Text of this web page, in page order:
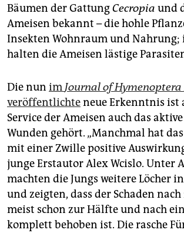
wahrheit
verlag
verlag
veranstaltungen
shop
fragen & hilfe
unterstützen
abo
genossenschaft
epaper login
Bäumen der GattungCecropia und
Ameisen bekannt – die hohle
Insekten Wohnraum und Nahrung;
halten die Ameisen lästige
Die nun im Journal of ­Hymenoptera
veröffentlichteneue Erkenntnis ist
Service der Ameisen auch das
Wunden gehört. „Manchmal hat
mit einer Zwille positive
junge Erst­autor Alex Wcislo. Unter
machten die Jungs weitere Löcher
und zeigten, dass der Schaden nach
meist schon zur Hälfte und nach
komplett behoben ist. Die rasche